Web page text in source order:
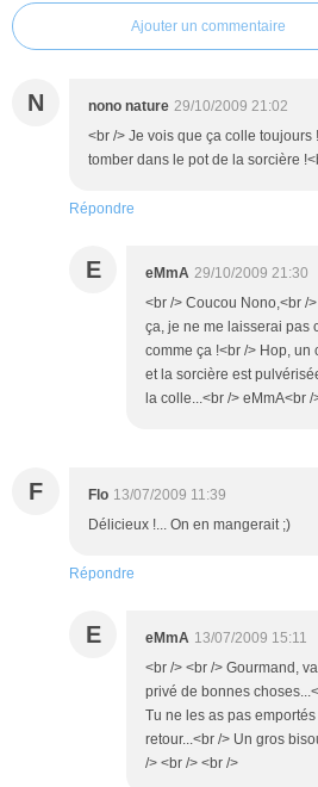
Ajouter un commentaire
N nono nature 29/10/2009 21:02
<br /> Je vois que ça colle toujours
tomber dans le pot de la sorcière
Répondre
E eMmA 29/10/2009 21:30
<br /> Coucou Nono,<br /
ça, je ne me laisserai pas
comme ça !<br /> Hop,
et la sorcière est
la colle...<br /> eMmA<br /
F Flo 13/07/2009 11:39
Délicieux !... On en mangerait ;)
Répondre
E eMmA 13/07/2009 15:11
<br /> <br /> Gourmand,
privé de bonnes
Tu ne les as pas
retour...<br /> Un gros
/> <br /> <br />